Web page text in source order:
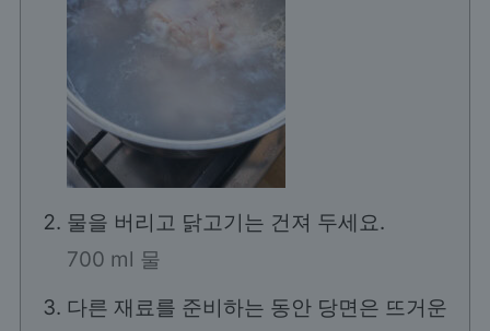
물을 버리고 닭고기는 건져 두세요.
700 ml 물
다른 재료를 준비하는 동안 당면은 뜨거운